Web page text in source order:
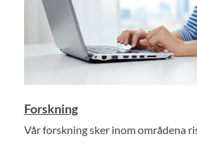
Forskning
Vår forskning sker inom områdena